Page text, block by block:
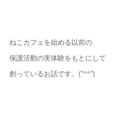
ねこカフェを始める以前の
保護活動の実体験をもとにして
創っているお話です。(*^^*)